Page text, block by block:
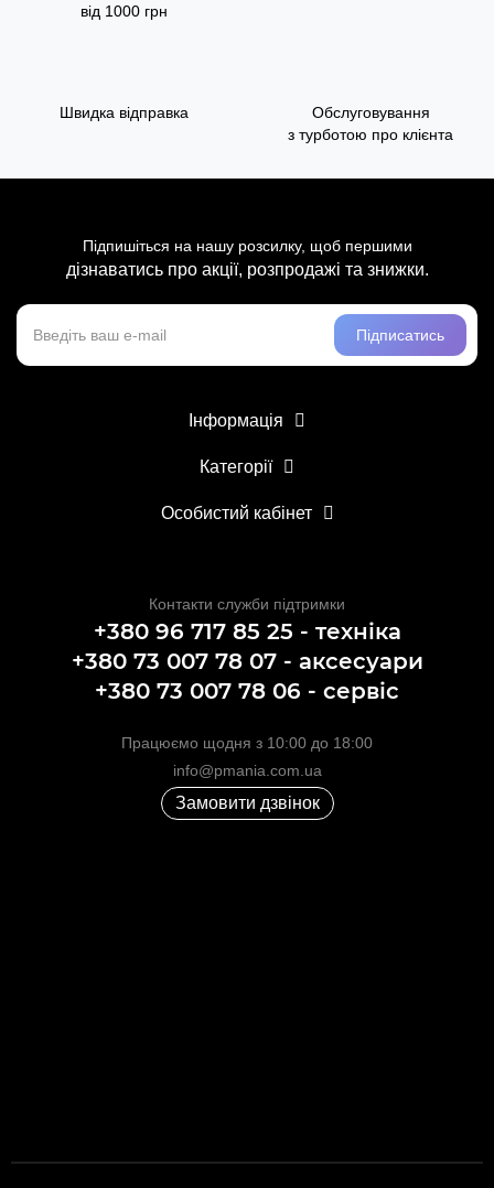
від 1000 грн
Швидка відправка
Обслуговування
з турботою про клієнта
Підпишіться на нашу розсилку, щоб першими
дізнаватись про акції, розпродажі та знижки.
Підписатись
Інформація
Категорії
Особистий кабінет
Контакти служби підтримки
+380 96 717 85 25 - техніка
+380 73 007 78 07 - аксесуари
+380 73 007 78 06 - сервіс
Працюємо щодня з 10:00 до 18:00
info@pmania.com.ua
Замовити дзвінок